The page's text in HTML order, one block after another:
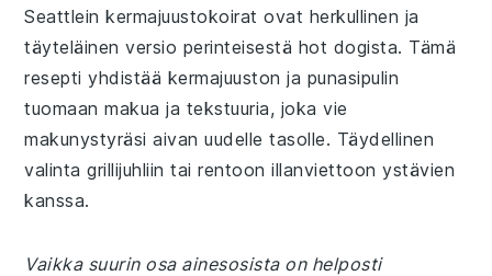
Seattlein kermajuustokoirat ovat herkullinen ja
täyteläinen versio perinteisestä hot dogista. Tämä
resepti yhdistää kermajuuston ja punasipulin
tuomaan makua ja tekstuuria, joka vie
makunystyräsi aivan uudelle tasolle. Täydellinen
valinta grillijuhliin tai rentoon illanviettoon ystävien
kanssa.
Vaikka suurin osa ainesosista on helposti